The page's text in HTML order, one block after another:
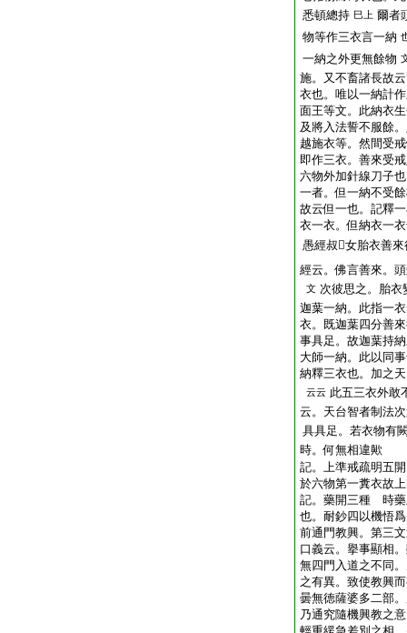
悉頓總持 巳上 爾者
物等作三衣言一納
一納之外更無餘物
施。又不畜諸長故
衣也。唯以一納計
面王等文。此納衣
及將入法誓不服餘
越施衣等。然間受
即作三衣。善來受
六物外加針線刀子
一者。但一納不受
故云但一也。記釋
衣一衣。但納衣一
愚經叔𣨫女胎衣善
經云。佛言善來。
文 次彼思之。胎衣
迦葉一納。此指一
衣。既迦葉四分善
事具足。故迦葉持
大師一納。此以同
納釋三衣也。加之
云云 此五三衣外敢
云。天台智者制法
具具足。若衣物有
時。何無相違歟
記。上準戒疏明五
於六物第一糞衣故
記。藥開三種 時藥
也。耐鈔四以機悟
前通門教興。第三
口義云。擧事顯相
無四門入道之不同
之有異。致使教興
曇無徳薩婆多二部
乃通究隨機興教之